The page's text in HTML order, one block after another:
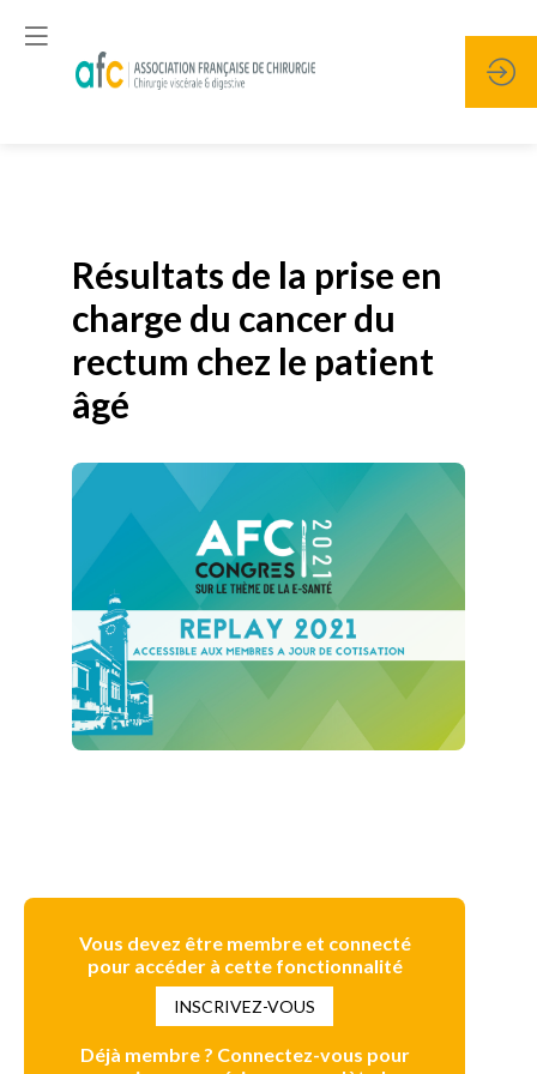
Résultats de la prise en
charge du cancer du
rectum chez le patient
âgé
Vous devez être membre et connecté
pour accéder à cette fonctionnalité
INSCRIVEZ-VOUS
Déjà membre ? Connectez-vous pour